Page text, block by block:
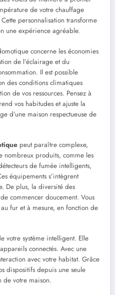
de votre chauffage
personnalisation transforme
une expérience agréable.
concerne les économies
de l’éclairage et du
Il est possible
des conditions climatiques
de vos ressources. Pensez à
vos habitudes et ajuste la
d’une maison respectueuse de
peut paraître complexe,
nombreux produits, comme les
de fumée intelligents,
équipements s’intègrent
De plus, la diversité des
commencer doucement. Vous
fur et à mesure, en fonction de
votre système intelligent. Elle
connectés. Avec une
avec votre habitat. Grâce
dispositifs depuis une seule
votre maison.